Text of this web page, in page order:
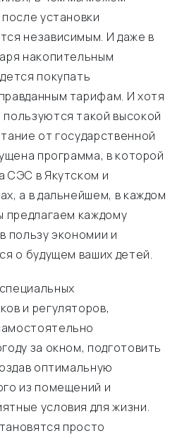
установки
независимым. И даже в
накопительным
покупать
тарифам. И хотя
пользуются такой высокой
от государственной
программа, в которой
СЭС в Якутском и
а в дальнейшем, в каждом
предлагаем каждому
пользу экономии и
о будущем ваших детей.
и регуляторов,
за окном, подготовить
оптимальную
из помещений и
условия для жизни.
просто